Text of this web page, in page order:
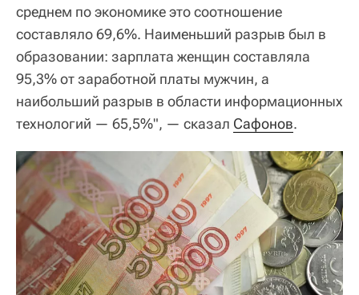
среднем по экономике это соотношение
составляло 69,6%. Наименьший разрыв был в
образовании: зарплата женщин составляла
95,3% от заработной платы мужчин, а
наибольший разрыв в области информационных
технологий — 65,5%", — сказал Сафонов.